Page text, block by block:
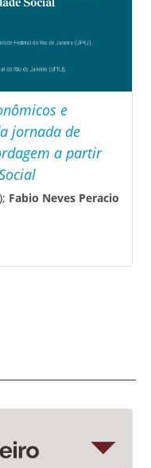
e
jornada de
a partir
Fabio Neves Peracio